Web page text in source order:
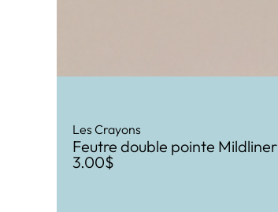
Les Crayons
Feutre double pointe Mildliner
3.00$